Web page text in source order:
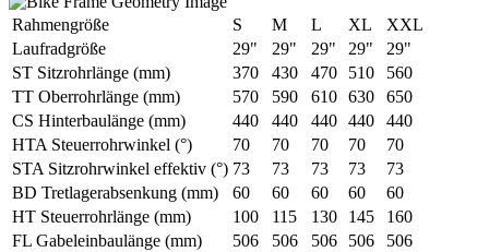
Rahmengröße S M L XL
XXL
Laufradgröße
29" 29" 29" 29"
29"
ST Sitzrohrlänge (mm)
370 430 470 510
560
TT Oberrohrlänge (mm)
570 590 610 630
650
CS Hinterbaulänge (mm)
440 440 440 440
440
HTA Steuerrohrwinkel (°)
70 70 70 70
70
STA Sitzrohrwinkel effektiv (°) 73 73 73 73
73
BD Tretlagerabsenkung (mm)
60 60 60 60
60
HT Steuerrohrlänge (mm)
100 115 130 145
160
FL Gabeleinbaulänge (mm)
506 506 506 506
506